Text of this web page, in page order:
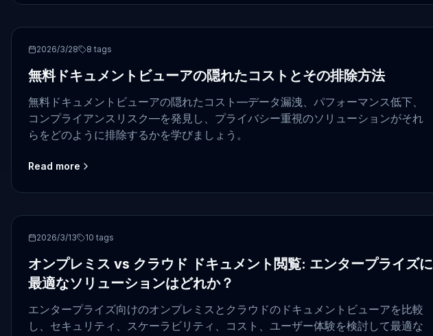
free document viewer
2026/3/28 8 tags
無料ドキュメントビューアの隠れたコストとその排除方法
無料ドキュメントビューアの隠れたコスト—データ漏洩、パフォーマンス低下、
コンプライアンスリスク—を発見し、プライバシー重視のソリューションがそれ
らをどのように排除するかを学びましょう。
Read more
on-premise
2026/3/13 10 tags
オンプレミス vs クラウド ドキュメント閲覧: エンタープライズに
最適なソリューションはどれか？
エンタープライズ向けのオンプレミスとクラウドのドキュメントビューアを比較
し、セキュリティ、スケーラビリティ、コスト、ユーザー体験を検討して最適な